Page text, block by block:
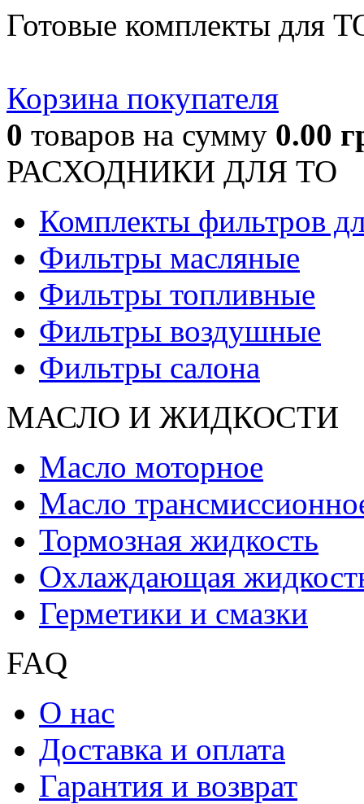
Готовые комплекты для
Корзина покупателя
0 товаров на сумму 0.00
РАСХОДНИКИ ДЛЯ ТО
Комплекты фильтров
Фильтры масляные
Фильтры топливные
Фильтры воздушные
Фильтры салона
МАСЛО И ЖИДКОCТИ
Масло моторное
Масло
Тормозная жидкость
Охлаждающая
Герметики и смазки
FAQ
О нас
Доставка и оплата
Гарантия и возврат